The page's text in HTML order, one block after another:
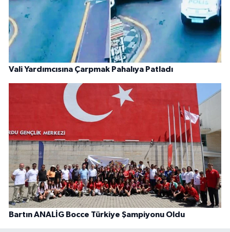
Vali Yardımcısına Çarpmak Pahalıya Patladı
Bartın ANALİG Bocce Türkiye Şampiyonu Oldu